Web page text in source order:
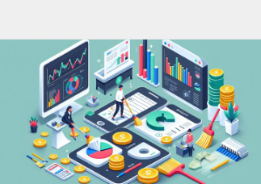
Připravili jsme pro vás průvodce, který
vám pomůže začít se zdravým
finančním plánováním.